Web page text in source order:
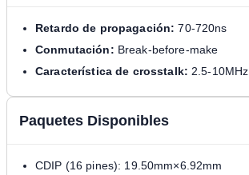
Retardo de propagación: 70-720ns
Conmutación: Break-before-make
Característica de crosstalk: 2.5-10MHz
Paquetes Disponibles
CDIP (16 pines): 19.50mm×6.92mm